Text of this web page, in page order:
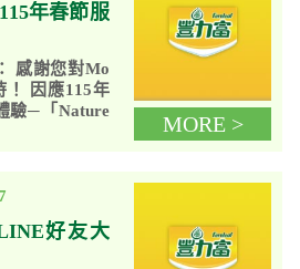
年春節服
感謝您對Mo
！ 因應115年
驗─「Nature
MORE >
好友大